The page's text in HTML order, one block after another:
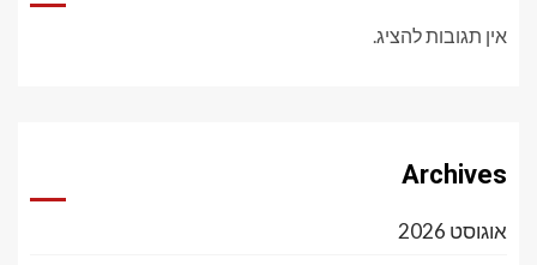
אין תגובות להציג.
Archives
אוגוסט 2026